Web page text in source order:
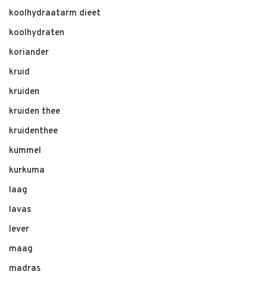
koolhydraatarm dieet
koolhydraten
koriander
kruid
kruiden
kruiden thee
kruidenthee
kummel
kurkuma
laag
lavas
lever
maag
madras